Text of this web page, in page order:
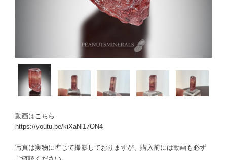
動画はこちら
https://youtu.be/kiXaNl17ON4
写真は実物に準じて撮影しておりますが、購入前には動画も必ず